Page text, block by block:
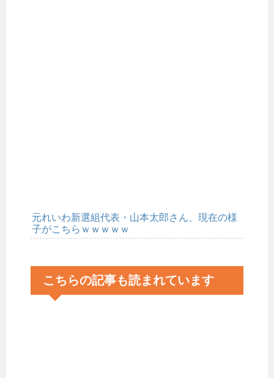
元れいわ新選組代表・山本太郎さん、現在の様
子がこちらｗｗｗｗｗ
こちらの記事も読まれています